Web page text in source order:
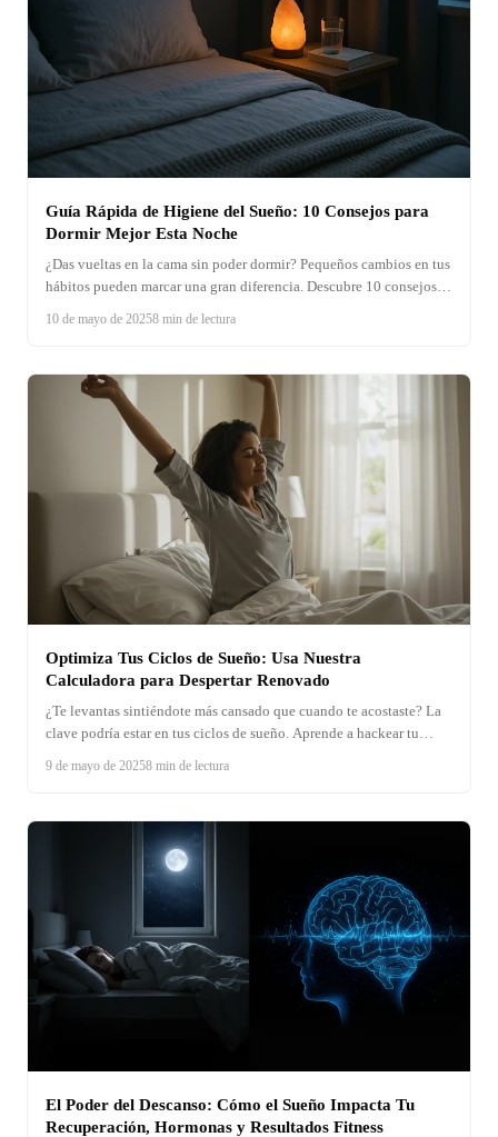
Guía Rápida de Higiene del Sueño: 10 Consejos para
Dormir Mejor Esta Noche
¿Das vueltas en la cama sin poder dormir? Pequeños cambios en tus
hábitos pueden marcar una gran diferencia. Descubre 10 consejos
llenas de energía. ¡Tu descanso te lo pide!
10 de mayo de 20258 min de lectura
Optimiza Tus Ciclos de Sueño: Usa Nuestra
Calculadora para Despertar Renovado
¿Te levantas sintiéndote más cansado que cuando te acostaste? La
clave podría estar en tus ciclos de sueño. Aprende a hackear tu
¡Transforma tus mañanas!
9 de mayo de 20258 min de lectura
El Poder del Descanso: Cómo el Sueño Impacta Tu
Recuperación, Hormonas y Resultados Fitness